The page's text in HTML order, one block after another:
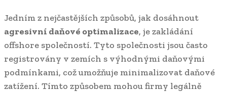
Jedním z nejčastějších způsobů, jak dosáhnout
agresivní daňové optimalizace, je zakládání
offshore společností. Tyto společnosti jsou často
registrovány v zemích s výhodnými daňovými
podmínkami, což umožňuje minimalizovat daňové
zatížení. Tímto způsobem mohou firmy legálně